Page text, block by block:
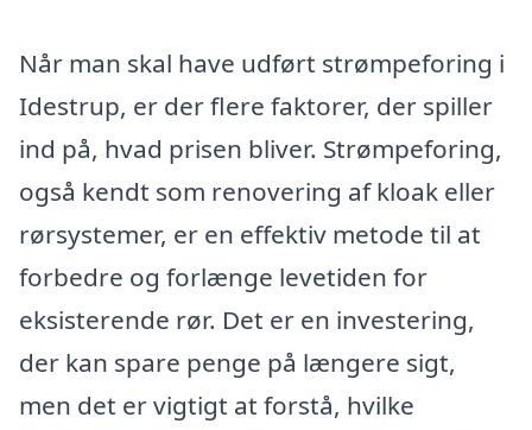
Når man skal have udført strømpeforing i
Idestrup, er der flere faktorer, der spiller
ind på, hvad prisen bliver. Strømpeforing,
også kendt som renovering af kloak eller
rørsystemer, er en effektiv metode til at
forbedre og forlænge levetiden for
eksisterende rør. Det er en investering,
der kan spare penge på længere sigt,
men det er vigtigt at forstå, hvilke